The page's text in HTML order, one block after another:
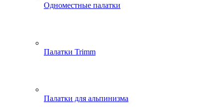
Одноместные палатки
Палатки Trimm
Палатки для альпинизма